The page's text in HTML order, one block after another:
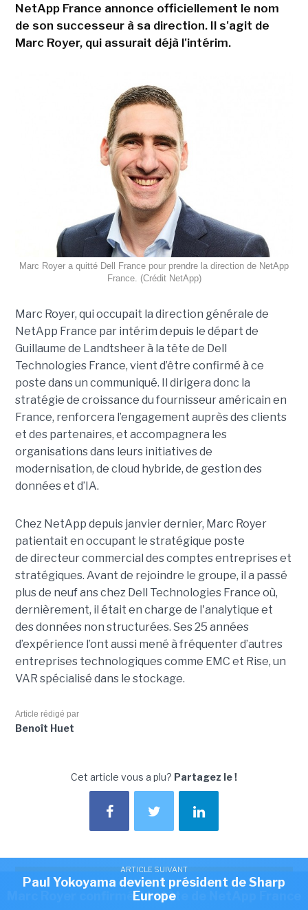
ARTICLE SUIVANT
Marc Royer confirmé à la tête de NetApp France
NetApp France annonce officiellement le nom
de son successeur à sa direction. Il s'agit de
Marc Royer, qui assurait déjà l'intérim.
Marc Royer a quitté Dell France pour prendre la direction de NetApp
France. (Crédit NetApp)
Marc Royer, qui occupait la direction générale de
NetApp France par intérim depuis le départ de
Guillaume de Landtsheer à la tête de Dell
Technologies France, vient d’être confirmé à ce
poste dans un communiqué. Il dirigera donc la
stratégie de croissance du fournisseur américain en
France, renforcera l’engagement auprès des clients
et des partenaires, et accompagnera les
organisations dans leurs initiatives de
modernisation, de cloud hybride, de gestion des
données et d’IA.
Chez NetApp depuis janvier dernier, Marc Royer
patientait en occupant le stratégique poste
de directeur commercial des comptes entreprises et
stratégiques. Avant de rejoindre le groupe, il a passé
plus de neuf ans chez Dell Technologies France où,
dernièrement, il était en charge de l'analytique et
des données non structurées. Ses 25 années
d’expérience l’ont aussi mené à fréquenter d’autres
entreprises technologiques comme EMC et Rise, un
VAR spécialisé dans le stockage.
Article rédigé par
Benoît Huet
Cet article vous a plu? Partagez le !
NEWSLETTER LMI
Recevez notre newsletter comme plus de 50000
ARTICLE SUIVANT
Paul Yokoyama devient président de Sharp
Europe